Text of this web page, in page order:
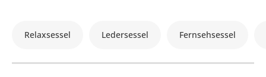
Relaxsessel Ledersessel Fernsehsessel